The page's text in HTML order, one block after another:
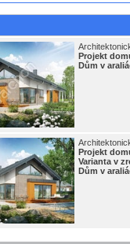
Projekt
Dům v
Projekt
Varianta v
Dům v